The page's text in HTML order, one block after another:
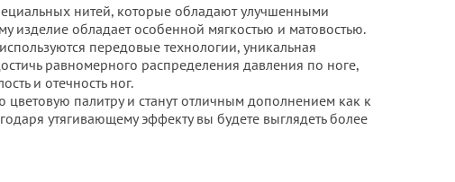
нитей, которые обладают улучшенными
изделие обладает особенной мягкостью и матовостью.
передовые технологии, уникальная
равномерного распределения давления по ноге,
и отечность ног.
палитру и станут отличным дополнением как к
утягивающему эффекту вы будете выглядеть более